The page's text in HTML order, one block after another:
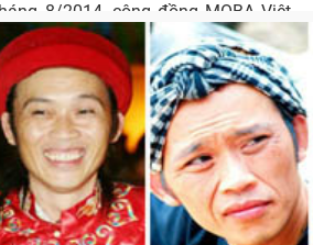
8/2014, cộng đồng MOBA Việt
ngóng.